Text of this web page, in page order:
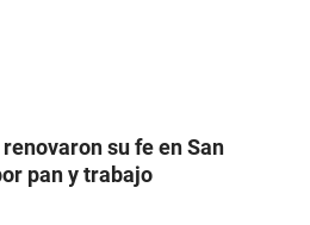
su fe en San
pan y trabajo